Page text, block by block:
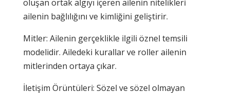
oluşan ortak algıyı içeren ailenin nitelikleri
ailenin bağlılığını ve kimliğini geliştirir.
Mitler: Ailenin gerçeklikle ilgili öznel temsili
modelidir. Ailedeki kurallar ve roller ailenin
mitlerinden ortaya çıkar.
İletişim Örüntüleri: Sözel ve sözel olmayan